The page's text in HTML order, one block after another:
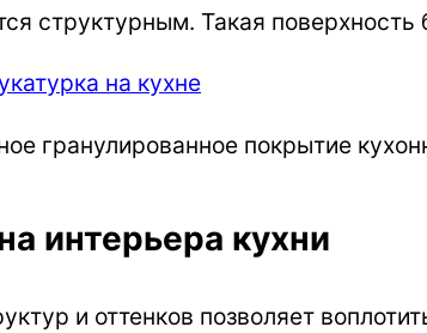
структурным. Такая
гранулированное покрытие
интерьера кухни
и оттенков позволяет